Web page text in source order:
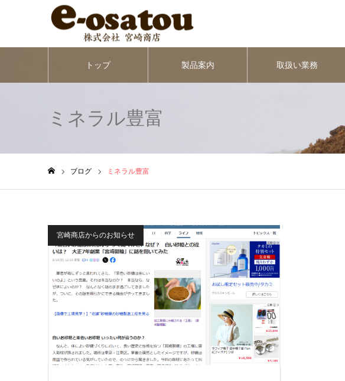
トップ 製品案内 取扱い業務
ミネラル豊富
ブログ ミネラル豊富
宮崎商店からのお知らせ